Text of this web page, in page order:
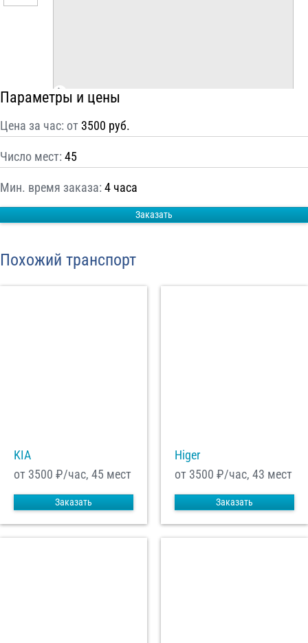
Параметры и цены
Цена за час: от 3500 руб.
Число мест: 45
Мин. время заказа: 4 часа
Заказать
Похожий транспорт
KIA
от 3500 ₽/час, 45 мест
Заказать
Higer
от 3500 ₽/час, 43 мест
Заказать